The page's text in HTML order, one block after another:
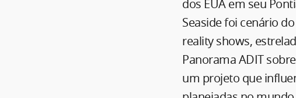
dos EUA em seu
Seaside foi cenário
reality shows,
Panorama ADIT
um projeto que